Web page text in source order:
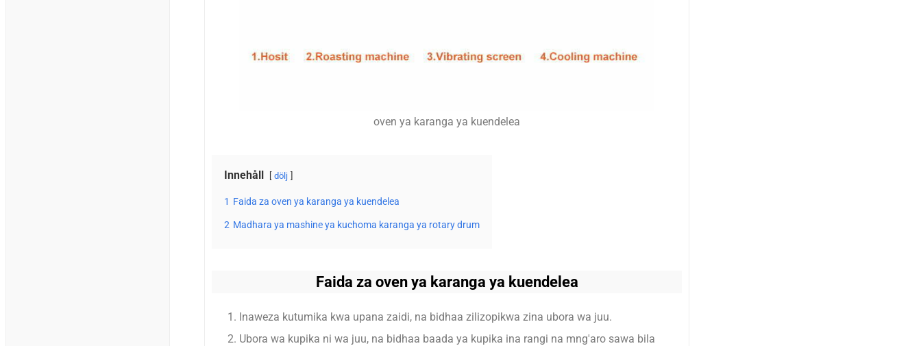
oven ya karanga ya kuendelea
Innehåll dölj
1 Faida za oven ya karanga ya kuendelea
2 Madhara ya mashine ya kuchoma karanga ya rotary drum
Faida za oven ya karanga ya kuendelea
Inaweza kutumika kwa upana zaidi, na bidhaa zilizopikwa zina ubora wa juu.
Ubora wa kupika ni wa juu, na bidhaa baada ya kupika ina rangi na mng'aro sawa bila